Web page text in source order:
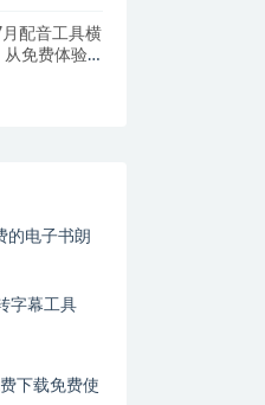
配音工具横
从免费体验
的电子书朗
字幕工具
下载免费使